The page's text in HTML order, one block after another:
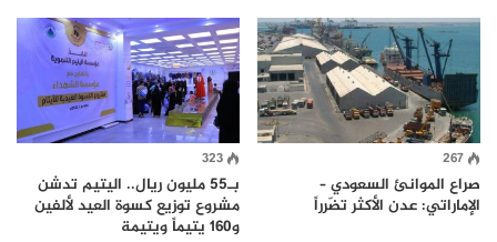
267
صراع الموانئ السعودي –
الإماراتي: عدن الأكثر تضّرراً
323
بـ55 مليون ريال.. اليتيم تدشن
مشروع توزيع كسوة العيد لألفين
و160 يتيماً ويتيمة